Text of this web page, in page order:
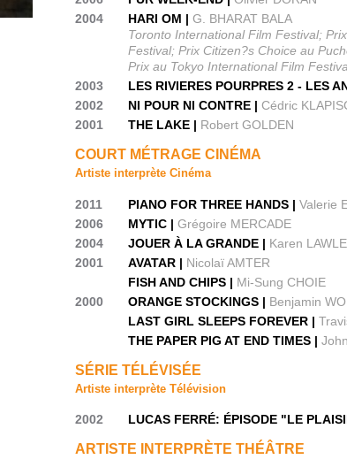
2004
HARI OM |G. BHARAT BALA
Toronto International Film Festival;
Festival; Prix Citizen?s Choice au
Prix au Tokyo International Film
2003
LES RIVIERES POURPRES 2 - LES
2002
NI POUR NI CONTRE |Cédric
2001
THE LAKE | Robert GOLDEN
COURT MÉTRAGE CINÉMA
Artiste interprète Cinéma
2011 PIANO FOR THREE HANDS |Valerie
2006
MYTIC |Grégoire MERCADE
2004
JOUER À LA GRANDE | Karen
2001
AVATAR | Nicolaï AMTER
FISH AND CHIPS | Mi-Sung CHOIE
2000
ORANGE STOCKINGS | Benjamin
LAST GIRL SLEEPS FOREVER |
THE PAPER PIG AT END TIMES |
SÉRIE TÉLÉVISÉE
Artiste interprète Télévision
2002 LUCAS FERRÉ: ÉPISODE "LE
ARTISTE INTERPRÈTE THÉÂTRE